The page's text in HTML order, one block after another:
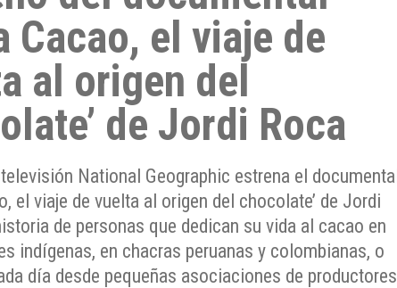
Cacao, el viaje de
al origen del
de Jordi Roca
National Geographic estrena el documental
el viaje de vuelta al origen del chocolate’ de Jordi
de personas que dedican su vida al cacao en
indígenas, en chacras peruanas y colombianas, o
día desde pequeñas asociaciones de productores